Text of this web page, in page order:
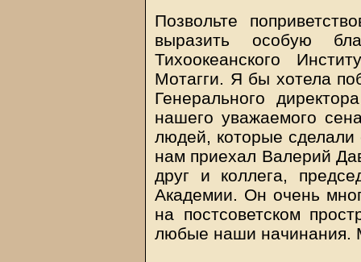
Позвольте
выразить особую
Тихоокеанского
Мотагги. Я бы хотела
Генерального
нашего уважаемого
людей, которые
нам приехал Валерий
друг и коллега,
Академии. Он очень
на постсоветском
любые наши начинания.